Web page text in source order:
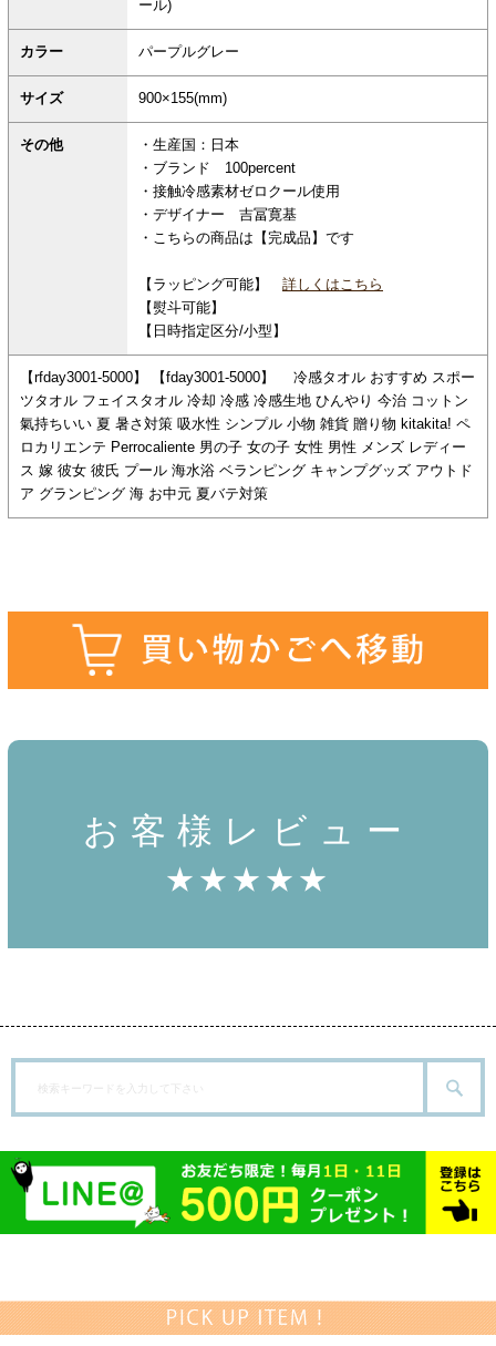
ール)
カラー パープルグレー
サイズ 900×155(mm)
その他
・生産国：日本
・ブランド 100percent
・接触冷感素材ゼロクール使用
・デザイナー 吉冨寛基
・こちらの商品は【完成品】です
【ラッピング可能】 詳しくはこちら
【熨斗可能】
【日時指定区分/小型】
【rfday3001-5000】 【fday3001-5000】 冷感タオル おすすめ スポー
ツタオル フェイスタオル 冷却 冷感 冷感生地 ひんやり 今治 コットン
氣持ちいい 夏 暑さ対策 吸水性 シンプル 小物 雑貨 贈り物 kitakita! ペ
ロカリエンテ Perrocaliente 男の子 女の子 女性 男性 メンズ レディー
ス 嫁 彼女 彼氏 プール 海水浴 ベランピング キャンプグッズ アウトド
ア グランピング 海 お中元 夏バテ対策
お客様レビュー
★★★★★